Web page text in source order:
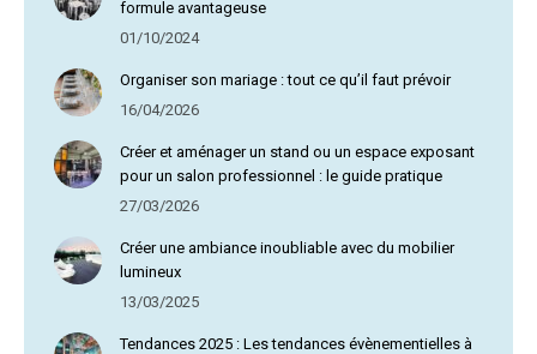
formule avantageuse
01/10/2024
Organiser son mariage : tout ce qu’il faut prévoir
16/04/2026
Créer et aménager un stand ou un espace exposant
pour un salon professionnel : le guide pratique
27/03/2026
Créer une ambiance inoubliable avec du mobilier
lumineux
13/03/2025
Tendances 2025 : Les tendances évènementielles à